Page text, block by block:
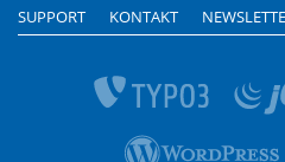
SUPPORT KONTAKT